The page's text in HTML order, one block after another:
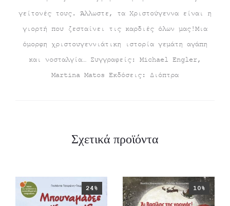
γείτονές τους. Άλλωστε, τα Χριστούγεννα είναι η
γιορτή που ζεσταίνει τις καρδιές όλων μας!Μια
όμορφη χριστουγεννιάτικη ιστορία γεμάτη αγάπη
και νοσταλγία… Συγγραφείς: Michael Engler,
Martina Matos Εκδόσεις: Διόπτρα
Σχετικά προϊόντα
24% 10%